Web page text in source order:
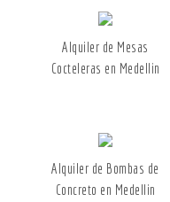
Alquiler de Mesas
Cocteleras en Medellin
Alquiler de Bombas de
Concreto en Medellin